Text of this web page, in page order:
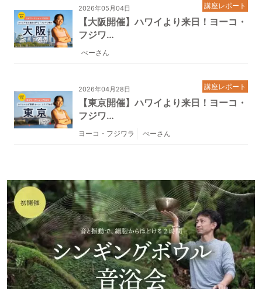
2026年05月04日
【大阪開催】ハワイより来日！ヨーコ・
フジワ…
べーさん
講座レポート
2026年04月28日
【東京開催】ハワイより来日！ヨーコ・
フジワ…
ヨーコ・フジワラ べーさん
講座レポート